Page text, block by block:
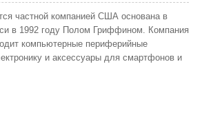
частной компанией США основана в
в 1992 году Полом Гриффином. Компания
компьютерные периферийные
и аксессуары для смартфонов и